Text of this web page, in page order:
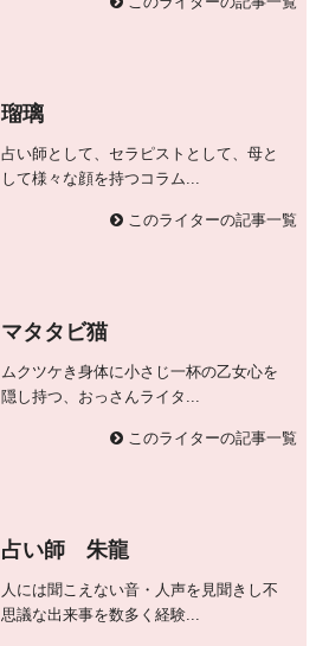
瑠璃
占い師として、セラピストとして、母と
して様々な顔を持つコラム...
このライターの記事一覧
マタタビ猫
ムクツケき身体に小さじ一杯の乙女心を
隠し持つ、おっさんライタ...
このライターの記事一覧
占い師 朱龍
人には聞こえない音・人声を見聞きし不
思議な出来事を数多く経験...